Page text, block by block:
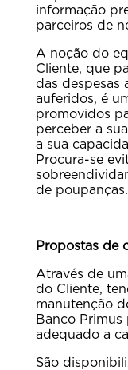
informação
parceiros de
A noção do
Cliente, que
das despesas
auferidos, é
promovidos
perceber a
a sua
Procura-se
de poupanças.
Propostas de
Através de
do Cliente,
manutenção
Banco
adequado a
São